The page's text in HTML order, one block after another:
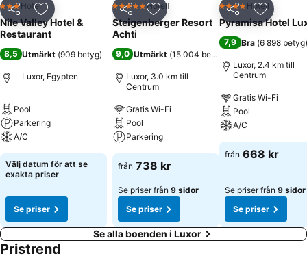
Dela Lägg till i Mina Favoriter
3 Stjärnor
Hotell
Nile Valley Hotel &
Restaurant
8,5 Utmärkt (909 betyg)
Luxor, Egypten
Pool
Parkering
A/C
Välj datum för att se
exakta priser
Se priser
Dela Lägg till i Mina Favoriter
5 StjärnorHotell
Steigenberger Resort
Achti
9,0 Utmärkt (15 004 betyg
Luxor, 3.0 km till
Centrum
Gratis Wi-Fi
Pool
Parkering
från 738 kr
Se priser från 9 sidor
Se priser
Dela Lägg till
4 StjärnorHotell
Pyramisa Hotel
7,9 Bra (6 898 betyg)
Luxor, 2.4 km till
Centrum
Gratis Wi-Fi
Pool
A/C
från 668 kr
Se priser från 9 sidor
Se priser
Se alla boenden i Luxor
Pristrend